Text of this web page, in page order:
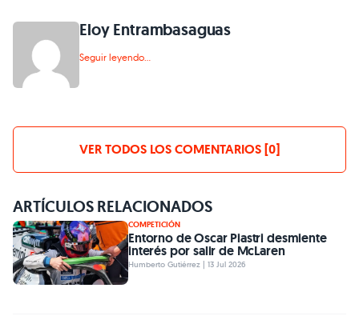
Eloy Entrambasaguas
Seguir leyendo...
VER TODOS LOS COMENTARIOS [0]
ARTÍCULOS RELACIONADOS
COMPETICIÓN
Entorno de Oscar Piastri desmiente
interés por salir de McLaren
Humberto Gutiérrez | 13 Jul 2026